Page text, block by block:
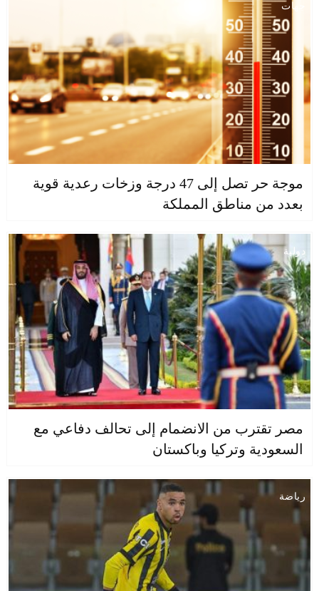
جهات
موجة حر تصل إلى 47 درجة وزخات رعدية قوية
بعدد من مناطق المملكة
دولية
مصر تقترب من الانضمام إلى تحالف دفاعي مع
السعودية وتركيا وباكستان
رياضة